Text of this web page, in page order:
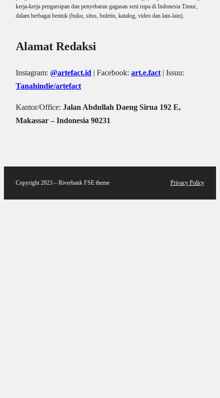
kerja-kerja pengarsipan dan penyebaran gagasan seni rupa di Indonesia Timur,
dalam berbagai bentuk (buku, situs, buletin, katalog, video dan lain-lain).
Alamat Redaksi
Instagram: @artefact.id | Facebook: art.e.fact | Issuu:
Tanahindie/artefact
Kantor/Office: Jalan Abdullah Daeng Sirua 192 E,
Makassar – Indonesia 90231
Copyright 2023 – Riverbank FSE theme Privacy Policy